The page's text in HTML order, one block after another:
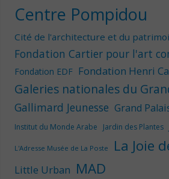
Centre Pompidou
Cité de l'architecture et du
Fondation Cartier pour l'art
Fondation EDF Fondation Henri
Galeries nationales du
Gallimard Jeunesse Grand
Institut du Monde Arabe Jardin des Plantes
L'Adresse Musée de La Poste La Joie
Little Urban MAD